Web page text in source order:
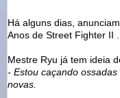
Há alguns dias,
Anos de Street Fighter II .
Mestre Ryu já tem ideia
- Estou caçando
novas.